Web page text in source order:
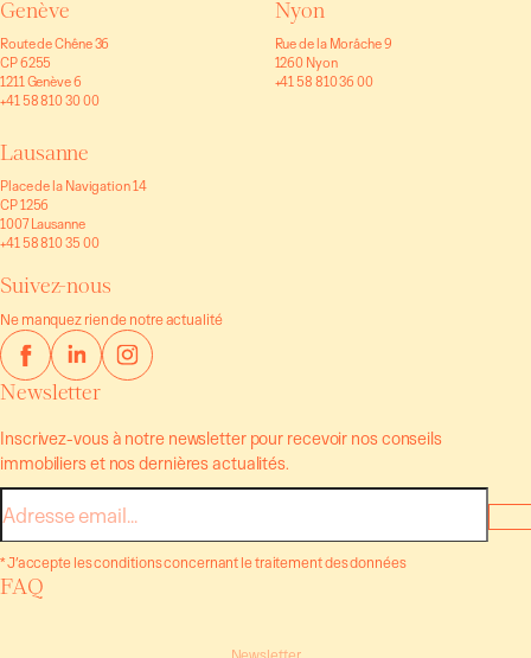
Genève
Route de Chêne 36
CP 6255
1211 Genève 6
+41 58 810 30 00
Nyon
Rue de la Morâche 9
1260 Nyon
+41 58 810 36 00
Lausanne
Place de la Navigation 14
CP 1256
1007 Lausanne
+41 58 810 35 00
Suivez-nous
Ne manquez rien de notre actualité
Newsletter
Inscrivez-vous à notre newsletter pour recevoir nos conseils
immobiliers et nos dernières actualités.
E-
mail
* J’accepte les conditions concernant le traitement des données
FAQ